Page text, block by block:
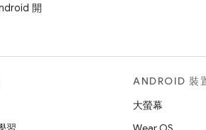
開
ANDROID 裝
大螢幕